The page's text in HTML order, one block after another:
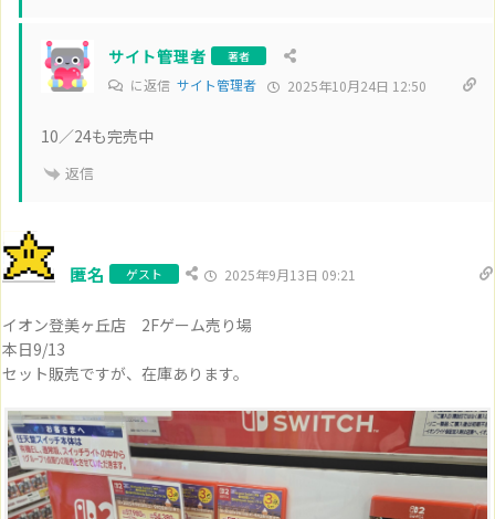
サイト管理者 著者
に返信 サイト管理者 2025年10月24日 12:50
10／24も完売中
返信
匿名 ゲスト 2025年9月13日 09:21
イオン登美ヶ丘店 2Fゲーム売り場
本日9/13
セット販売ですが、在庫あります。